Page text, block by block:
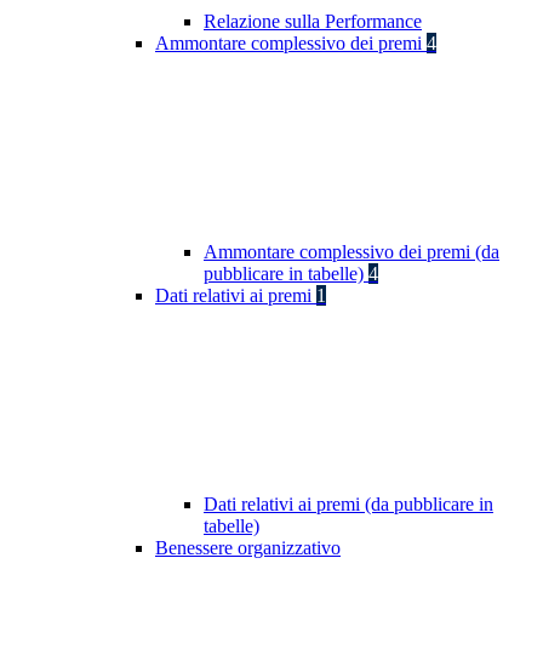
Relazione sulla Performance
Ammontare complessivo dei premi 4
Ammontare complessivo dei premi (da
pubblicare in tabelle) 4
Dati relativi ai premi 1
Dati relativi ai premi (da pubblicare in
tabelle)
Benessere organizzativo